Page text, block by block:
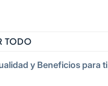
TODO
y Beneficios para ti